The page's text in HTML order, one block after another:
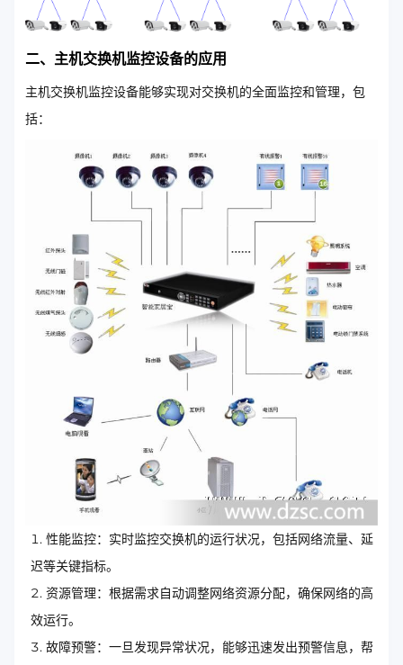
二、主机交换机监控设备的应用
主机交换机监控设备能够实现对交换机的全面监控和管理，包
括：
性能监控：实时监控交换机的运行状况，包括网络流量、延
迟等关键指标。
资源管理：根据需求自动调整网络资源分配，确保网络的高
效运行。
故障预警：一旦发现异常状况，能够迅速发出预警信息，帮